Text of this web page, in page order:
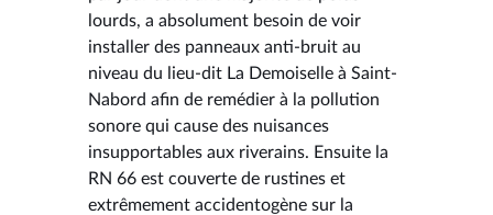
lourds, a absolument besoin de voir
installer des panneaux anti-bruit au
niveau du lieu-dit La Demoiselle à Saint-
Nabord afin de remédier à la pollution
sonore qui cause des nuisances
insupportables aux riverains. Ensuite la
RN 66 est couverte de rustines et
extrêmement accidentogène sur la